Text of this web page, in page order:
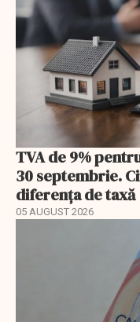
TVA de 9%
30 septembrie.
diferența de taxă
05 AUGUST 2026